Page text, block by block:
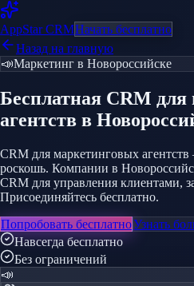
AppStarCRMНачать бесплатно
Назад на главную
📣Маркетинг в Новороссийске
Бесплатная CRM для
агентств в
CRM для маркетинговых
роскошь. Компании в
CRM для управления клиентами,
Присоединяйтесь бесплатно.
Попробовать бесплатноУзнать
Навсегда бесплатно
Без ограничений
📣